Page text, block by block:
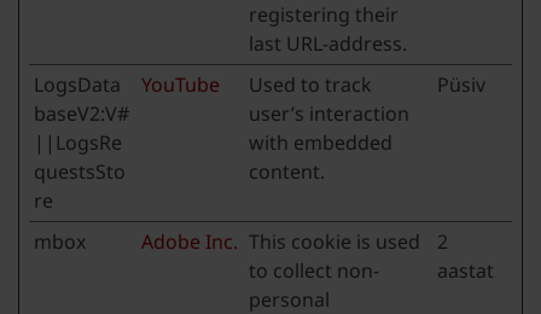
registering their
last URL-address.
LogsData
baseV2:V#
||LogsRe
questsSto
re
YouTube
Used to track
user’s interaction
with embedded
content.
Püsiv
mbox Adobe Inc. This cookie is used
to collect non-
personal
2
aastat